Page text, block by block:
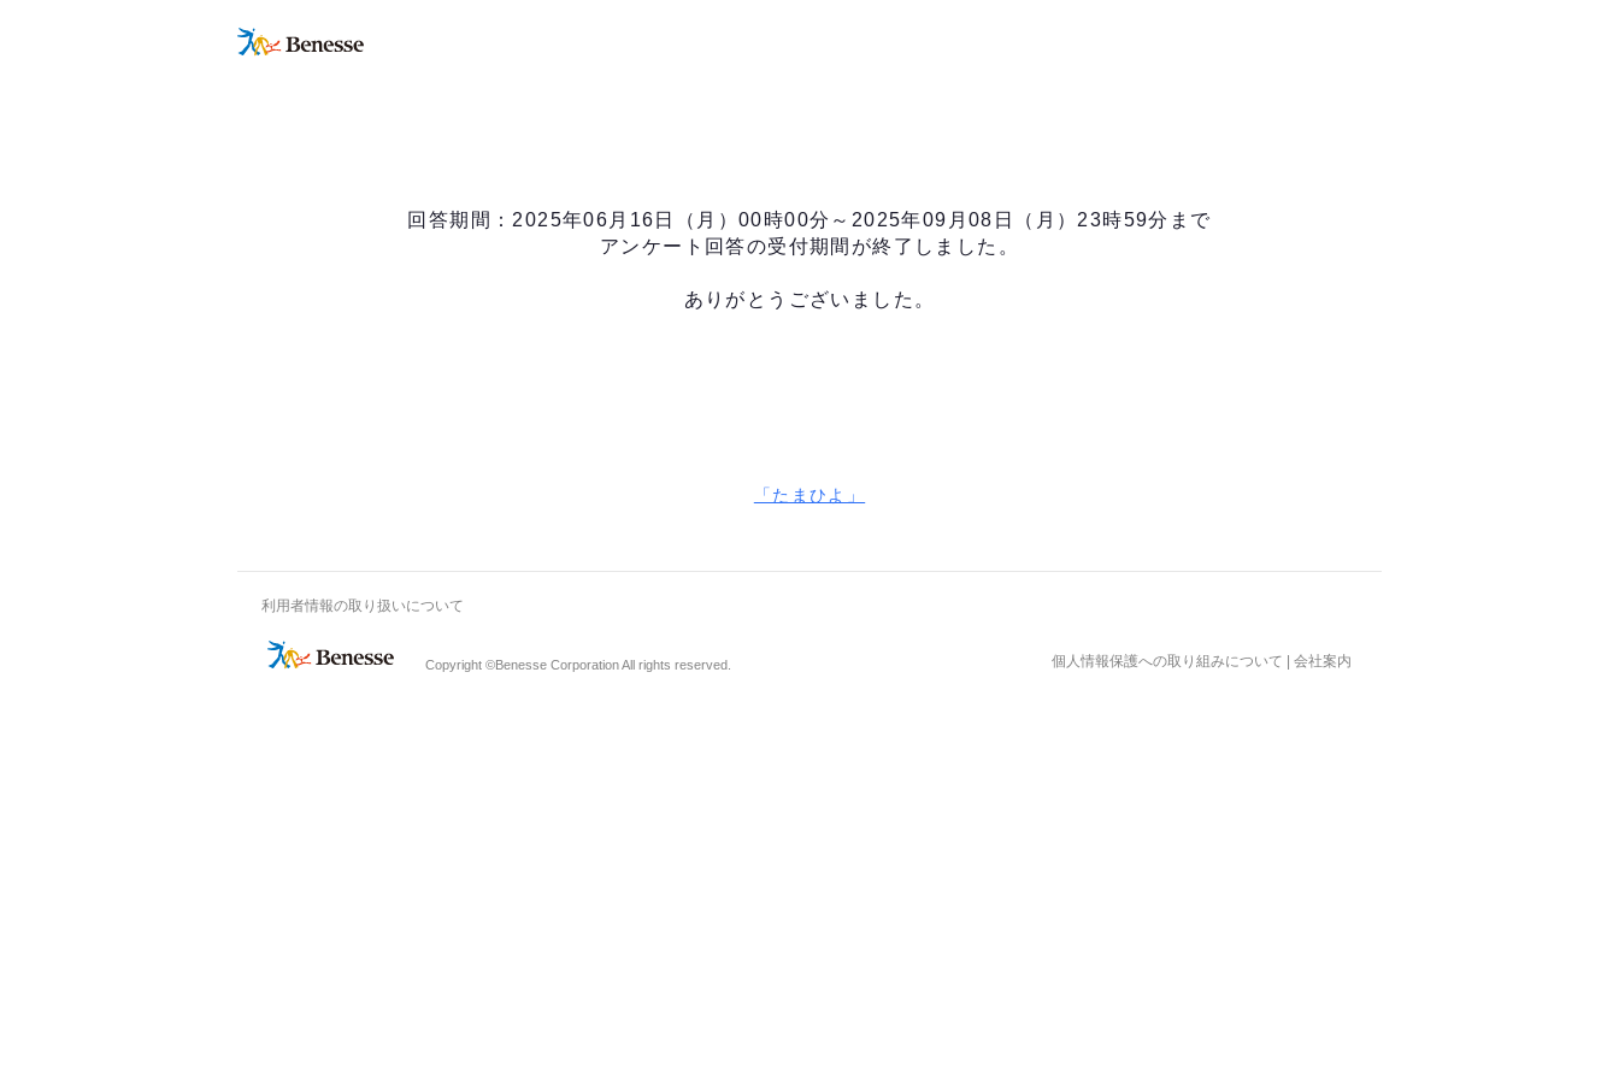
回答期間：2025年06月16日（月）00時00分～2025年09月08日（月）23時59分まで
アンケート回答の受付期間が終了しました。
ありがとうございました。
「たまひよ」
利用者情報の取り扱いについて
個人情報保護への取り組みについて 会社案内
Copyright ©Benesse Corporation All rights reserved.